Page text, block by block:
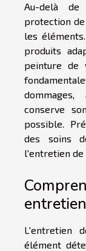
Au-delà
protection
les
produits
peinture de
conserve
possible.
des soins
l'entretien de
L'entretien
élément